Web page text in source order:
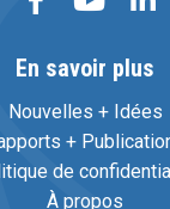
En savoir plus
Nouvelles + Idées
+
de
À propos